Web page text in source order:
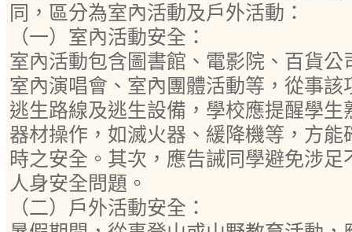
同，區分為室內活動及戶外活動：
（一）室內活動安全：
室內活動包含圖書館、電影院、百貨
室內演唱會、室內團體活動等，從事
逃生路線及逃生設備，學校應提醒學
器材操作，如滅火器、緩降機等，方
時之安全。其次，應告誡同學避免涉
人身安全問題。
（二）戶外活動安全：